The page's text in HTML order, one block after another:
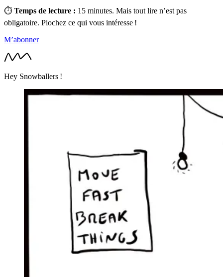
⏱ Temps de lecture : 15 minutes. Mais tout lire n’est pas
obligatoire. Piochez ce qui vous intéresse !
M’abonner
Hey Snowballers !